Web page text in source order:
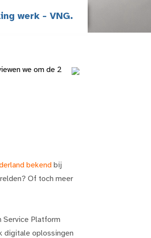
werk - VNG.
we om de 2
bekend bij
Of toch meer
Service Platform
digitale oplossingen